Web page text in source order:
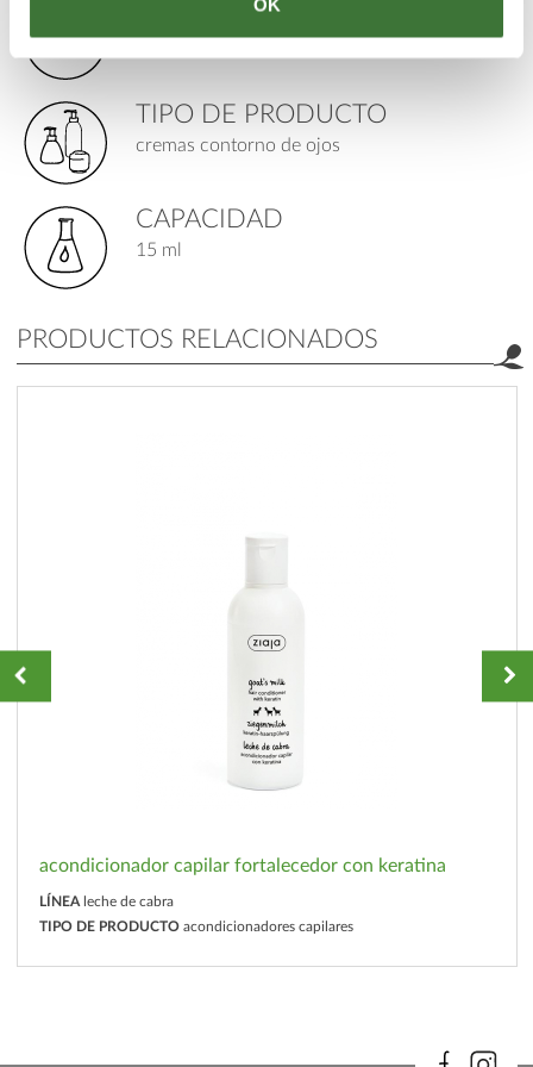
OK
piel: seca, madura / propensa a las arrugas
TIPO DE PRODUCTO
cremas contorno de ojos
CAPACIDAD
15 ml
PRODUCTOS RELACIONADOS
acondicionador capilar fortalecedor con keratina
LÍNEA leche de cabra
TIPO DE PRODUCTO acondicionadores capilares